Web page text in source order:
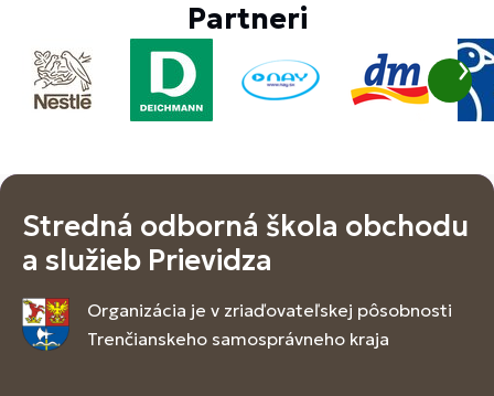
Partneri
Stredná odborná škola obchodu
a služieb Prievidza
Organizácia je v zriaďovateľskej pôsobnosti
Trenčianskeho samosprávneho kraja